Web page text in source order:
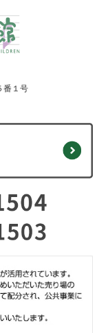
番１号